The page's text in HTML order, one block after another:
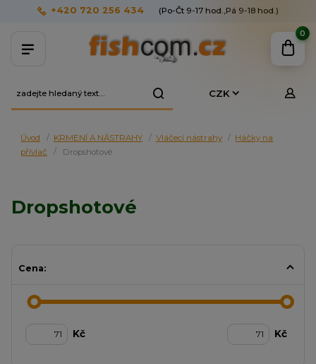
CZK
+420 720 256 434 (Po-Čt 9-17 hod.,Pá 9-18 hod.)
0
Úvod KRMENÍ A NÁSTRAHY Vláčecí nástrahy
Háčky na
přívlač
Dropshotové
Dropshotové
Cena:
Kč Kč